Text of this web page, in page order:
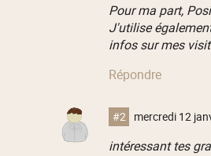
Pour ma part,
J'utilise
infos sur mes
Répondre
#2 mercredi 12
intéressant tes